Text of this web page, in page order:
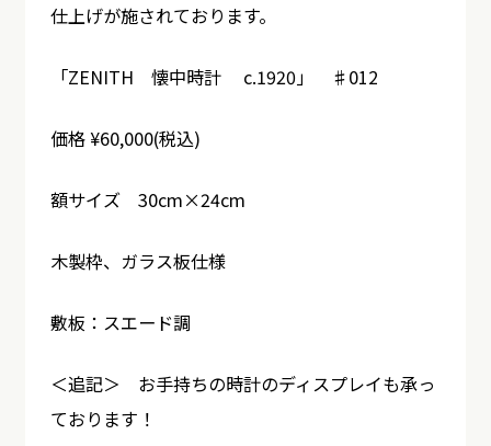
仕上げが施されております。
「ZENITH 懐中時計 c.1920」 ♯012
価格 ¥60,000(税込)
額サイズ 30cm×24cm
木製枠、ガラス板仕様
敷板：スエード調
＜追記＞ お手持ちの時計のディスプレイも承っ
ております！